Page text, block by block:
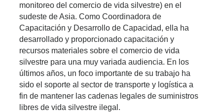
monitoreo del comercio de vida silvestre) en el
sudeste de Asia. Como Coordinadora de
Capacitación y Desarrollo de Capacidad, ella ha
desarrollado y proporcionado capacitación y
recursos materiales sobre el comercio de vida
silvestre para una muy variada audiencia. En los
últimos años, un foco importante de su trabajo ha
sido el soporte al sector de transporte y logística a
fin de mantener las cadenas legales de suministros
libres de vida silvestre ilegal.